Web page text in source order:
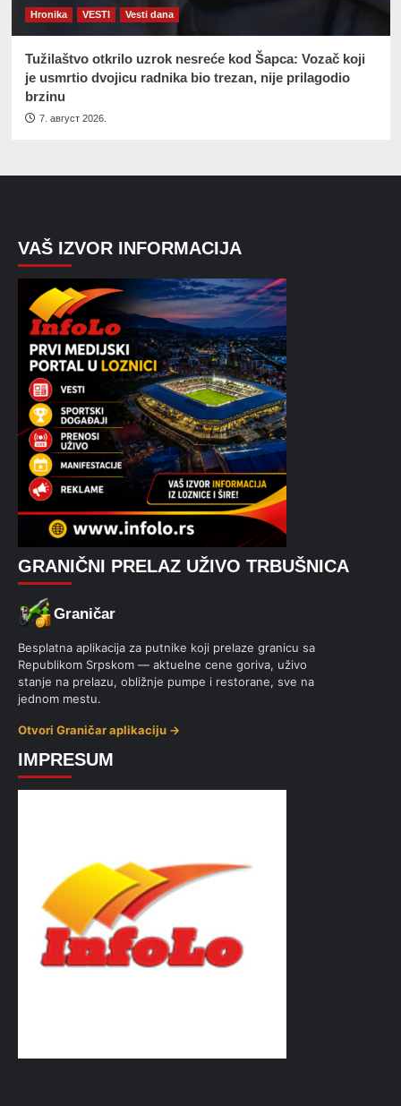
Hronika VESTI Vesti dana
Tužilaštvo otkrilo uzrok nesreće kod Šapca: Vozač koji
je usmrtio dvojicu radnika bio trezan, nije prilagodio
brzinu
7. август 2026.
VAŠ IZVOR INFORMACIJA
GRANIČNI PRELAZ UŽIVO TRBUŠNICA
Graničar
Besplatna aplikacija za putnike koji prelaze granicu sa
Republikom Srpskom — aktuelne cene goriva, uživo
stanje na prelazu, obližnje pumpe i restorane, sve na
jednom mestu.
Otvori Graničar aplikaciju →
IMPRESUM